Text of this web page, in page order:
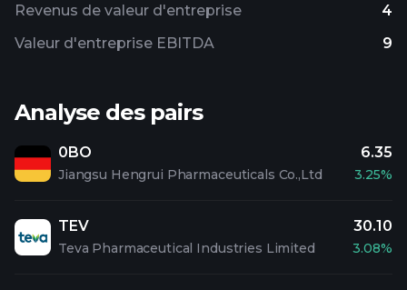
Revenus de valeur d'entreprise
4
Valeur d'entreprise EBITDA
9
Analyse des pairs
0BO
Jiangsu Hengrui Pharmaceuticals Co.,Ltd
6.35
3.25%
TEV
Teva Pharmaceutical Industries Limited
30.10
3.08%